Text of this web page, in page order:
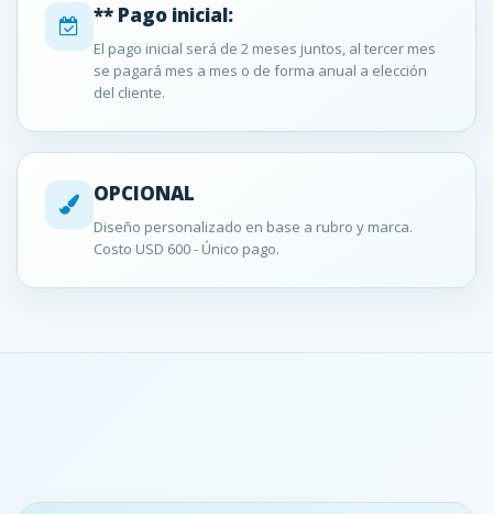
** Pago inicial:
El pago inicial será de 2 meses juntos, al tercer mes
se pagará mes a mes o de forma anual a elección
del cliente.
OPCIONAL
Diseño personalizado en base a rubro y marca.
Costo USD 600 - Único pago.